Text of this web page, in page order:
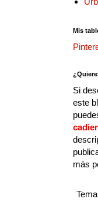
Mis
Si
este
más